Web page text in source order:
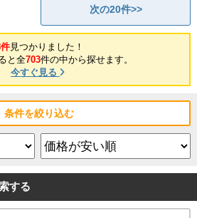
次の20件>>
見つかりました！
と全703件の中から探せます。
今すぐ見る
条件を絞り込む
する